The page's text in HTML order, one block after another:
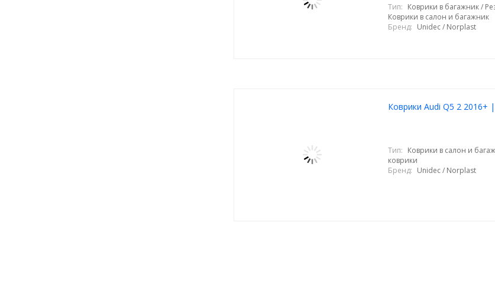
Тип: Коврики в багажник /
Коврики в салон и багажник
Бренд: Unidec / Norplast
Коврики Audi Q5 2 2016+
Тип: Коврики в салон и
коврики
Бренд: Unidec / Norplast